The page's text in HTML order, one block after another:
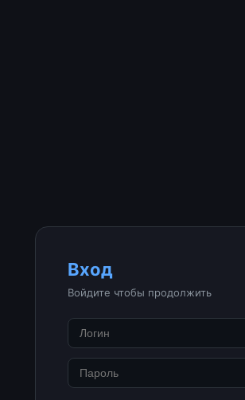
Вход
Войдите чтобы продолжить